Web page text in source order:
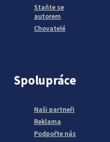
Staňte se
autorem
Chovatelé
Spolupráce
Naši partneři
Reklama
Podpořte nás